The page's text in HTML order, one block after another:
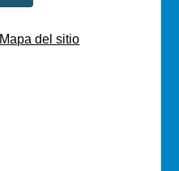
Mapa del sitio